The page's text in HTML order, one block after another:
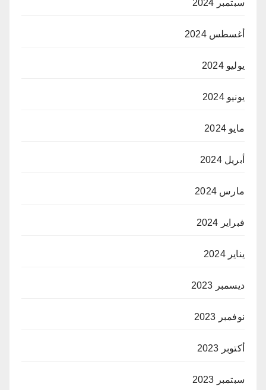
سبتمبر 2024
أغسطس 2024
يوليو 2024
يونيو 2024
مايو 2024
أبريل 2024
مارس 2024
فبراير 2024
يناير 2024
ديسمبر 2023
نوفمبر 2023
أكتوبر 2023
سبتمبر 2023